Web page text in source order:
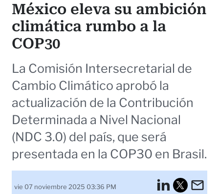
México eleva su ambición
climática rumbo a la
COP30
La Comisión Intersecretarial de
Cambio Climático aprobó la
actualización de la Contribución
Determinada a Nivel Nacional
(NDC 3.0) del país, que será
presentada en la COP30 en Brasil.
vie 07 noviembre 2025 03:36 PM